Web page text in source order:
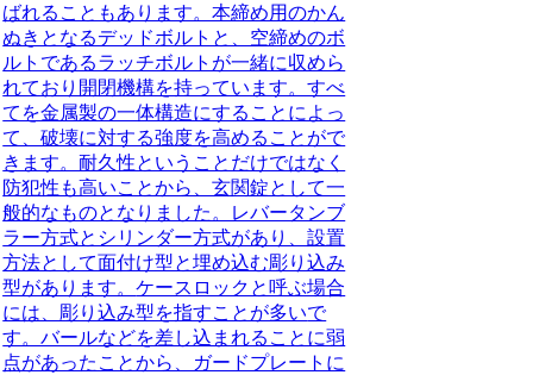
ばれることもあります。本締め用のかん
ぬきとなるデッドボルトと、空締めのボ
ルトであるラッチボルトが一緒に収めら
れており開閉機構を持っています。すべ
てを金属製の一体構造にすることによっ
て、破壊に対する強度を高めることがで
きます。耐久性ということだけではなく
防犯性も高いことから、玄関錠として一
般的なものとなりました。レバータンブ
ラー方式とシリンダー方式があり、設置
方法として面付け型と埋め込む彫り込み
型があります。ケースロックと呼ぶ場合
には、彫り込み型を指すことが多いで
す。バールなどを差し込まれることに弱
点があったことから、ガードプレートに